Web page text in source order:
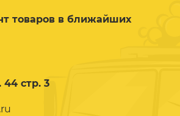
товаров в ближайших
стр. 3